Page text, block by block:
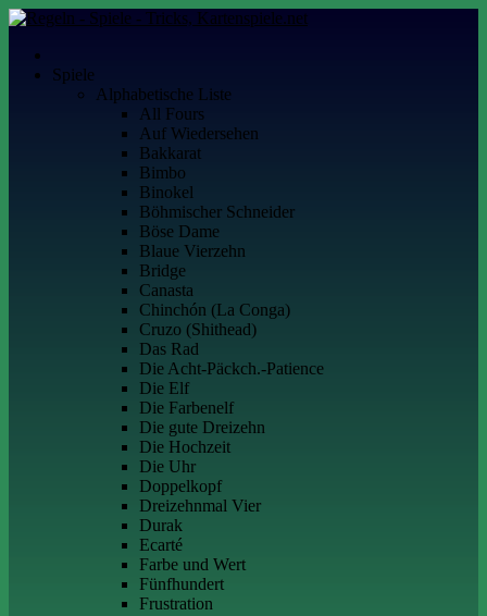
Skip
content
Kartenspiele.net
Alles über Kartenspiele
Spiele
Alphabetische Liste
All Fours
Auf Wiedersehen
Bakkarat
Bimbo
Binokel
Böhmischer Schneider
Böse Dame
Blaue Vierzehn
Bridge
Canasta
Chinchón (La Conga)
Cruzo (Shithead)
Das Rad
Die Acht-Päckch.-Patience
Die Elf
Die Farbenelf
Die gute Dreizehn
Die Hochzeit
Die Uhr
Doppelkopf
Dreizehnmal Vier
Durak
Ecarté
Farbe und Wert
Fünfhundert
Frustration